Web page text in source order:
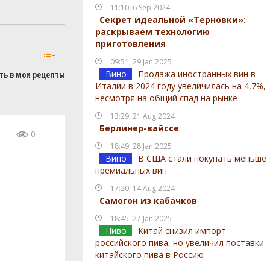
11:10, 6 Sep 2024
Секрет идеальной «Терновки»:
раскрываем технологию
приготовления
09:51, 29 Jan 2025
Вино
Продажа иностранных вин в
Италии в 2024 году увеличилась на 4,7%,
несмотря на общий спад на рынке
13:29, 21 Aug 2024
Берлинер-вайссе
18:49, 28 Jan 2025
Вино
В США стали покупать меньше
премиальных вин
17:20, 14 Aug 2024
Самогон из кабачков
18:45, 27 Jan 2025
Пиво
Китай снизил импорт
российского пива, но увеличил поставки
китайского пива в Россию
в мои рецепты
0